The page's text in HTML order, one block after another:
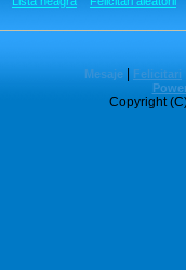
Mesaje Felicitari
Copyright